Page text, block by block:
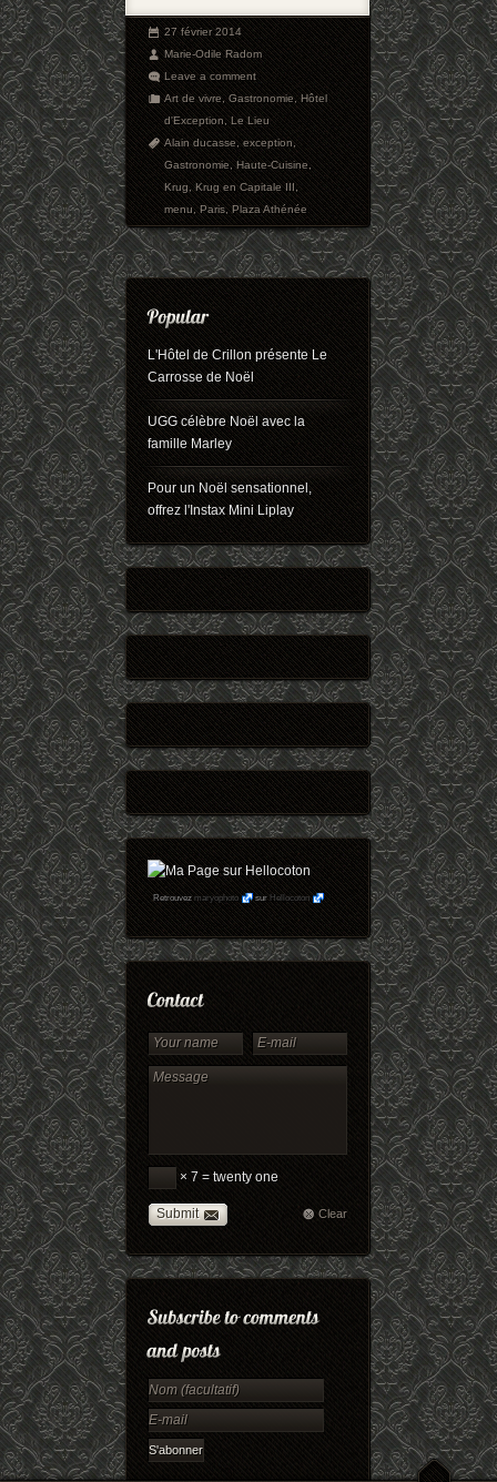
27 février 2014
Marie-Odile Radom
Leave a comment
Art de vivre,Gastronomie,Hôtel
d'Exception,Le Lieu
Alain ducasse,exception,
Gastronomie,Haute-Cuisine,
Krug,Krug en Capitale III,
menu,Paris,Plaza Athénée
L'Hôtel de Crillon présente Le
Carrosse de Noël
UGG célèbre Noël avec la
famille Marley
Pour un Noël sensationnel,
offrez l'Instax Mini Liplay
Retrouvezmaryophoto surHellocoton
× 7 = twenty one
Submit Clear